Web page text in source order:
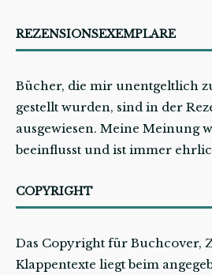
REZENSIONSEXEMPLARE
Bücher, die mir unentgeltlich
gestellt wurden, sind in der
ausgewiesen. Meine Meinung
beeinflusst und ist immer
COPYRIGHT
Das Copyright für Buchcover,
Klappentexte liegt beim